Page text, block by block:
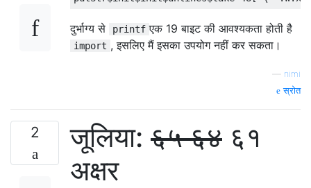
दुर्भाग्य से printf एक 19 बाइट की आवश्यकता होती है
import , इसलिए मैं इसका उपयोग नहीं कर सकता।
nimi
स्रोत
2 जूलिया: ६५६४ ६१
अक्षर